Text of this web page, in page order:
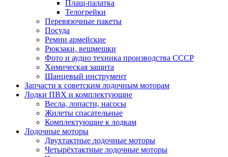
Плащ-палатка
Телогрейки
Перевязочные пакеты
Посуда
Ремни армейские
Рюкзаки, вещмешки
Фото и аудио техника производства СССР
Химическая защита
Шанцевый инструмент
Запчасти к советским лодочным моторам
Лодки ПВХ и комплектующие
Весла, лопасти, насосы
Жилеты спасательные
Комплектующие к лодкам
Лодочные моторы
Двухтактные лодочные моторы
Четырёхтактные лодочные моторы